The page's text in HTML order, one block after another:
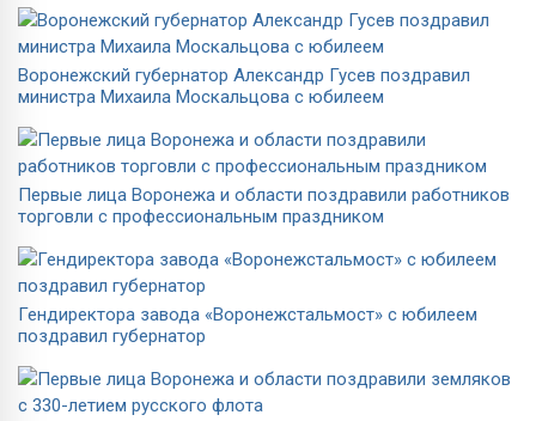
Воронежский губернатор Александр Гусев поздравил
министра Михаила Москальцова с юбилеем
Первые лица Воронежа и области поздравили работников
торговли с профессиональным праздником
Гендиректора завода «Воронежстальмост» с юбилеем
поздравил губернатор